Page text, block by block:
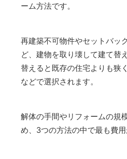
ーム方法です。
再建築不可物件やセットバッ
ど、建物を取り壊して建て替
替えると既存の住宅よりも狭
などで選択されます。
解体の手間やリフォームの規
め、3つの方法の中で最も費用